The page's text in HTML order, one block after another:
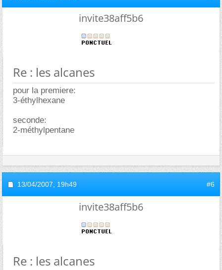
invite38aff5b6
Re : les alcanes
pour la premiere:
3-éthylhexane
seconde:
2-méthylpentane
13/04/2007, 19h49 #6
invite38aff5b6
Re : les alcanes